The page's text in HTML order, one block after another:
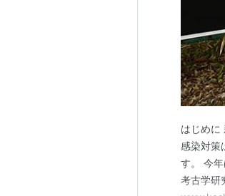
はじめに
感染対策
す。 今
考古学研